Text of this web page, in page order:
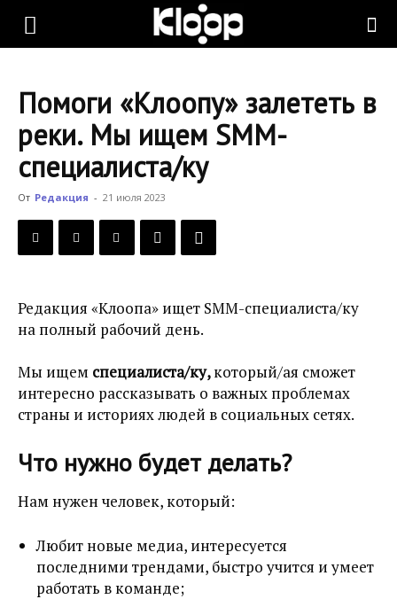
KLOOP.KG
Новости
Кыргызстана
Помоги «Клоопу» залететь в
реки. Мы ищем SMM-
специалиста/ку
От Редакция - 21 июля 2023
Редакция «Клоопа» ищет SMM-специалиста/ку
на полный рабочий день.
Мы ищем специалиста/ку,который/ая сможет
интересно рассказывать о важных проблемах
страны и историях людей в социальных сетях.
Что нужно будет делать?
Нам нужен человек, который:
Любит новые медиа, интересуется
последними трендами, быстро учится и умеет
работать в команде;